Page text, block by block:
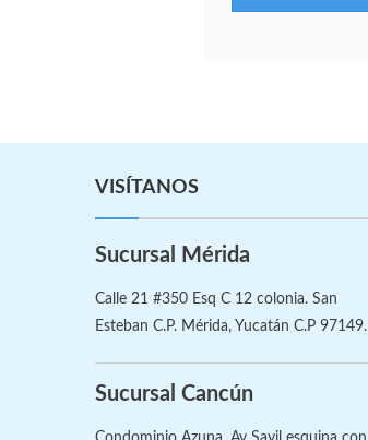
VISÍTANOS
Sucursal Mérida
Calle 21 #350 Esq C 12 colonia. San
Esteban C.P. Mérida, Yucatán C.P 97149.
Sucursal Cancún